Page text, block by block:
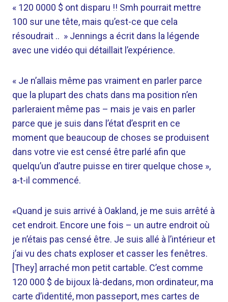
« 120 0000 $ ont disparu !! Smh pourrait mettre
100 sur une tête, mais qu’est-ce que cela
résoudrait .. » Jennings a écrit dans la légende
avec une vidéo qui détaillait l’expérience.
« Je n’allais même pas vraiment en parler parce
que la plupart des chats dans ma position n’en
parleraient même pas – mais je vais en parler
parce que je suis dans l’état d’esprit en ce
moment que beaucoup de choses se produisent
dans votre vie est censé être parlé afin que
quelqu’un d’autre puisse en tirer quelque chose »,
a-t-il commencé.
«Quand je suis arrivé à Oakland, je me suis arrêté à
cet endroit. Encore une fois – un autre endroit où
je n’étais pas censé être. Je suis allé à l’intérieur et
j’ai vu des chats exploser et casser les fenêtres.
[They] arraché mon petit cartable. C’est comme
120 000 $ de bijoux là-dedans, mon ordinateur, ma
carte d’identité, mon passeport, mes cartes de